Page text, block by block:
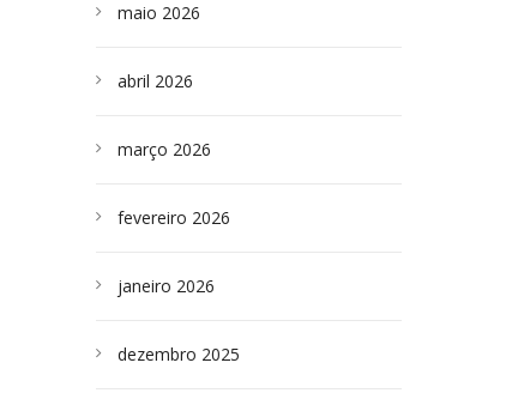
maio 2026
abril 2026
março 2026
fevereiro 2026
janeiro 2026
dezembro 2025